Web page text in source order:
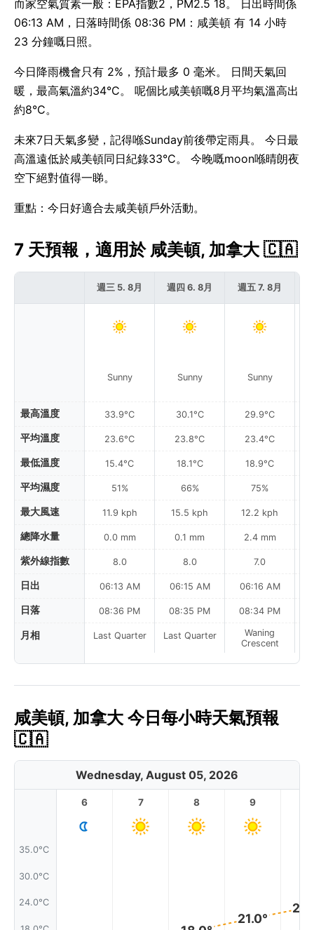
而家空氣質素一般：EPA指數2，PM2.5 18。 日出時間係
06:13 AM，日落時間係 08:36 PM：咸美頓 有 14 小時
23 分鐘嘅日照。
今日降雨機會只有 2%，預計最多 0 毫米。 日間天氣回
暖，最高氣溫約34°C。 呢個比咸美頓嘅8月平均氣溫高出
約8°C。
未來7日天氣多變，記得喺Sunday前後帶定雨具。 今日最
高溫遠低於咸美頓同日紀錄33°C。 今晚嘅moon喺晴朗夜
空下絕對值得一睇。
重點：今日好適合去咸美頓戶外活動。
7 天預報，適用於 咸美頓, 加拿大 🇨🇦
最高溫度
平均溫度
最低溫度
平均濕度
最大風速
總降水量
紫外線指數
日出
日落
月相
週三 5. 8月
Sunny
33.9°C
23.6°C
15.4°C
51%
11.9 kph
0.0 mm
8.0
06:13 AM
08:36 PM
Last Quarter
週四 6. 8月
Sunny
30.1°C
23.8°C
18.1°C
66%
15.5 kph
0.1 mm
8.0
06:15 AM
08:35 PM
Last Quarter
週五 7. 8月
Sunny
29.9°C
23.4°C
18.9°C
75%
12.2 kph
2.4 mm
7.0
06:16 AM
08:34 PM
Waning
Crescent
咸美頓, 加拿大 今日每小時天氣預報
🇨🇦
Wednesday, August 05, 2026
35.0°C
30.0°C
24.0°C
6 7 8 9
21.0°